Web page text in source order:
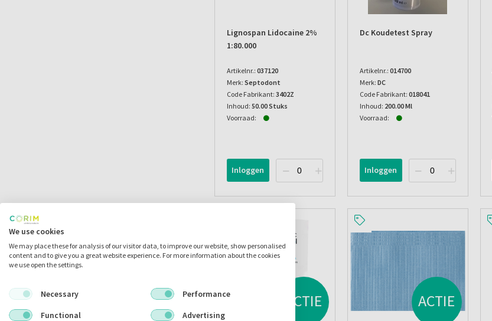
Lignospan Lidocaine 2%
1:80.000
Artikelnr.: 037120
Merk: Septodont
Code Fabrikant: 3402Z
Inhoud: 50.00 Stuks
Voorraad:
Inloggen
Dc Koudetest Spray
Artikelnr.: 014700
Merk: DC
Code Fabrikant: 018041
Inhoud: 200.00 Ml
Voorraad:
Inloggen
ACTIE ACTIE
We use cookies
We may place these for analysis of our visitor data, to improve our website, show personalised
content and to give you a great website experience. For more information about the cookies
we use open the settings.
Necessary
Performance
Functional
Advertising